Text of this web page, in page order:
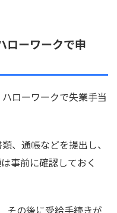
ローワークで申
ローワークで失業手当
、通帳などを提出し、
事前に確認しておく